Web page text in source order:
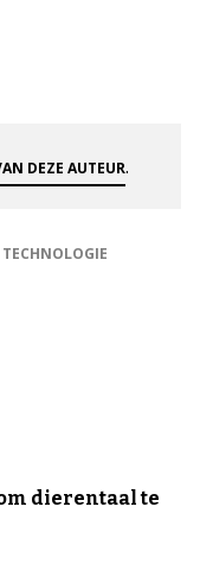
DEZE AUTEUR.
TECHNOLOGIE
dierentaal te